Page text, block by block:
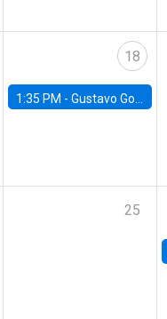
18
1:35 PM - Gustavo González, Banco Central de Chile
25